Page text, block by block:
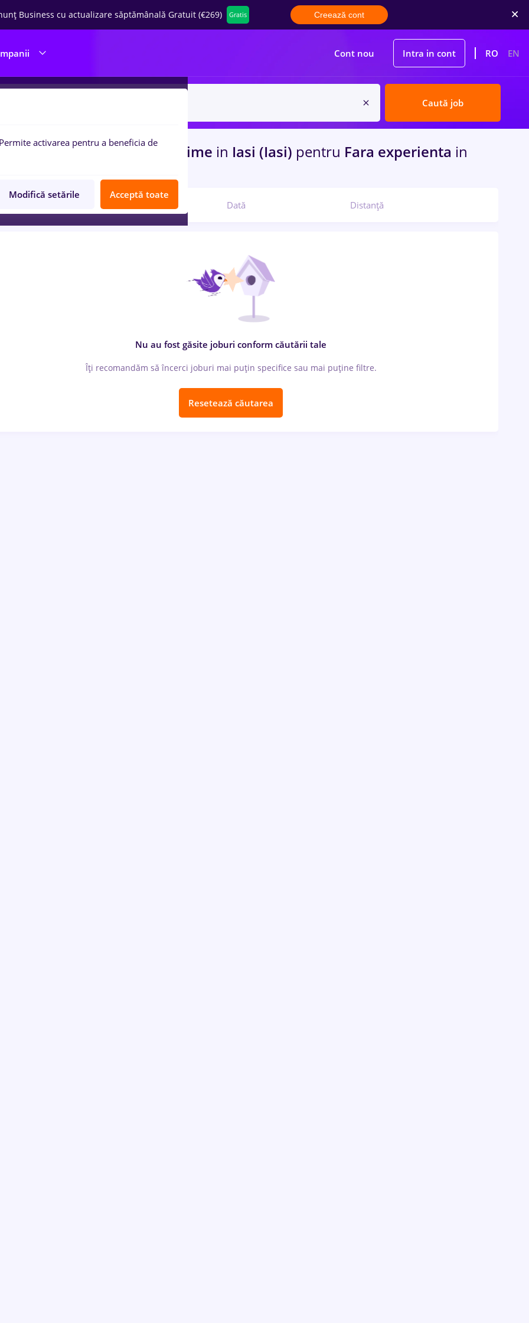
Business cu actualizare săptămânală Gratuit (€269) Gratis Creează cont
Cont nou Intra in cont RO EN
Caută job
de muncaintership, Full time in Iasi (Iasi) pentru Fara experienta in
Relevanță Dată Distanță
Nu au fost găsite joburi conform căutării tale
Îți recomandăm să încerci joburi mai puțin specifice sau mai puține filtre.
Resetează căutarea
Permite activarea pentru a beneficia de
Modifică setările Acceptă toate